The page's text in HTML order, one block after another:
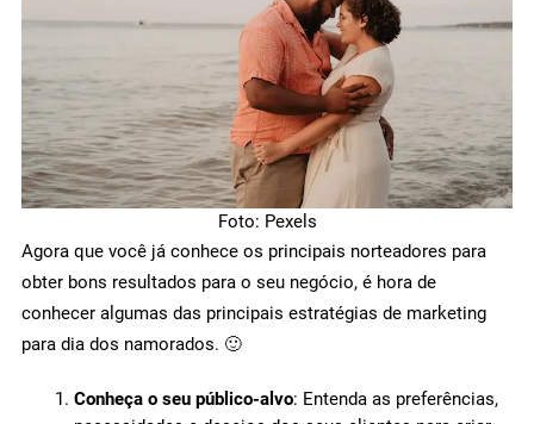
Foto: Pexels
Agora que você já conhece os principais norteadores para
obter bons resultados para o seu negócio, é hora de
conhecer algumas das principais estratégias de marketing
para dia dos namorados. 🙂
Conheça o seu público-alvo: Entenda as preferências,